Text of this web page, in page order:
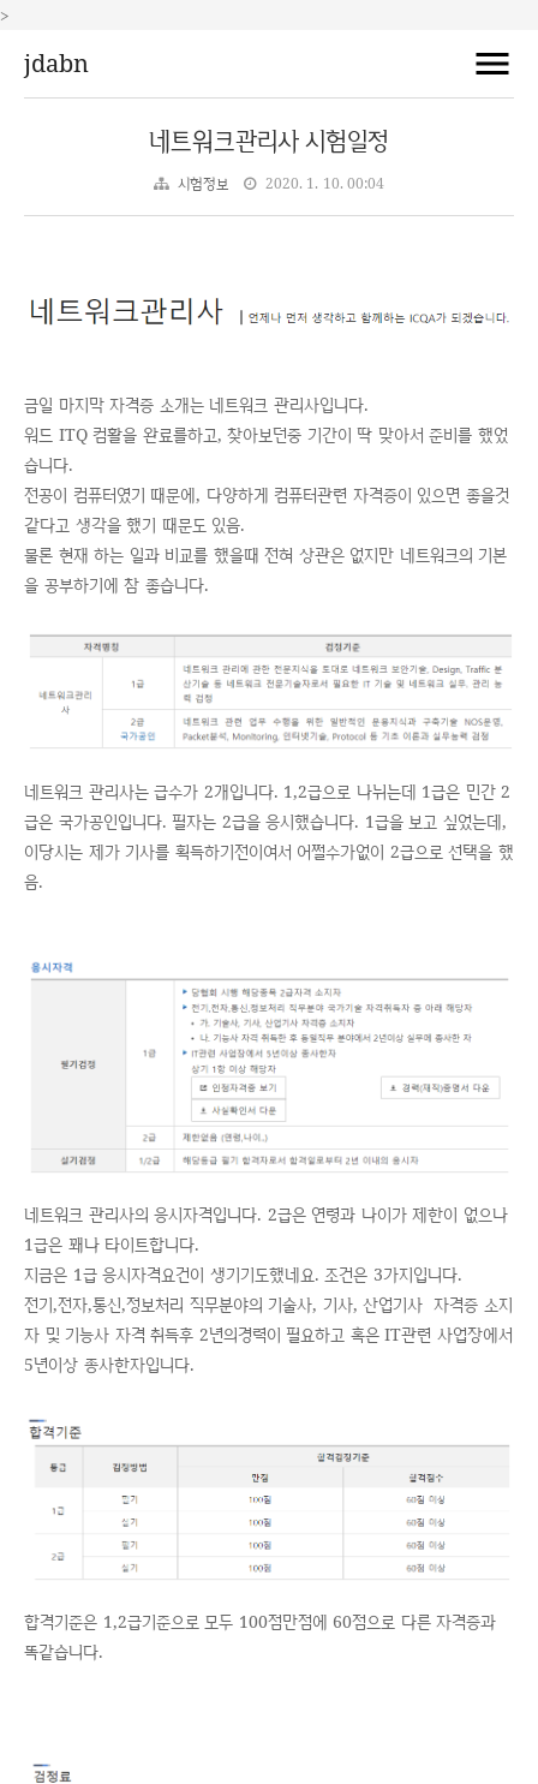
>
jdabn
네트워크관리사 시험일정
시험정보 2020. 1. 10. 00:04
금일 마지막 자격증 소개는 네트워크 관리사입니다.
워드 ITQ 컴활을 완료를하고, 찾아보던중 기간이 딱 맞아서 준비를 했었
습니다.
전공이 컴퓨터였기 때문에, 다양하게 컴퓨터관련 자격증이 있으면 좋을것
같다고 생각을 했기 때문도 있음.
물론 현재 하는 일과 비교를 했을때 전혀 상관은 없지만 네트워크의 기본
을 공부하기에 참 좋습니다.
네트워크 관리사는 급수가 2개입니다. 1,2급으로 나뉘는데 1급은 민간 2
급은 국가공인입니다. 필자는 2급을 응시했습니다. 1급을 보고 싶었는데,
이당시는 제가 기사를 획득하기전이여서 어쩔수가없이 2급으로 선택을 했
음.
네트워크 관리사의 응시자격입니다. 2급은 연령과 나이가 제한이 없으나
1급은 꽤나 타이트합니다.
지금은 1급 응시자격요건이 생기기도했네요. 조건은 3가지입니다.
전기,전자,통신,정보처리 직무분야의 기술사, 기사, 산업기사 자격증 소지
자 및 기능사 자격 취득후 2년의경력이 필요하고 혹은 IT관련 사업장에서
5년이상 종사한자입니다.
합격기준은 1,2급기준으로 모두 100점만점에 60점으로 다른 자격증과
똑같습니다.